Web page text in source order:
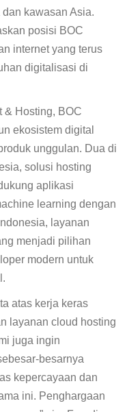
kawasan Asia.
posisi BOC
internet yang terus
digitalisasi di
& Hosting, BOC
ekosistem digital
unggulan. Dua di
solusi hosting
aplikasi
learning dengan
layanan
menjadi pilihan
modern untuk
atas kerja keras
layanan cloud hosting
juga ingin
besarnya
kepercayaan dan
ini. Penghargaan